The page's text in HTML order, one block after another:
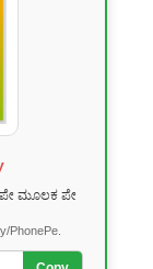
ಮೂಲಕ ಪೇ
PhonePe.